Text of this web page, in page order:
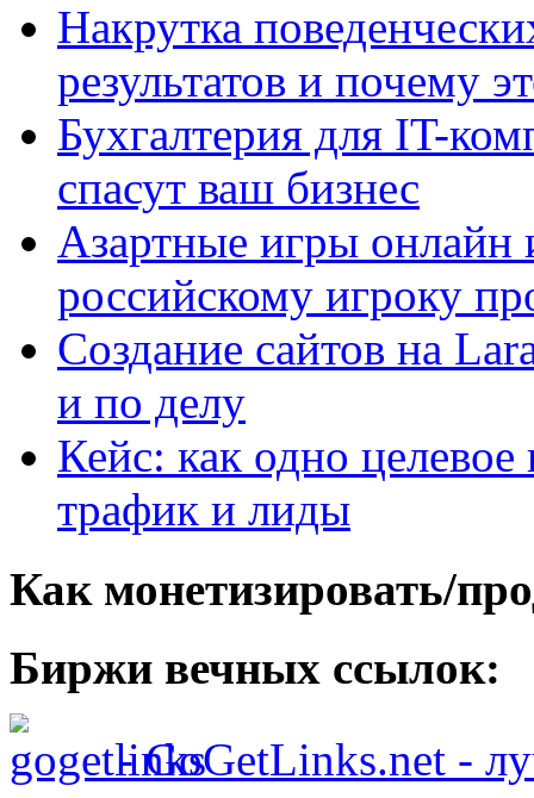
Накрутка
результатов и почему
Бухгалтерия для IT-
спасут ваш бизнес
Азартные игры онлайн
российскому игроку
Создание сайтов на
и по делу
Кейс: как одно
трафик и лиды
Как монетизировать/
Биржи вечных ссылок:
- GoGetLinks.net -